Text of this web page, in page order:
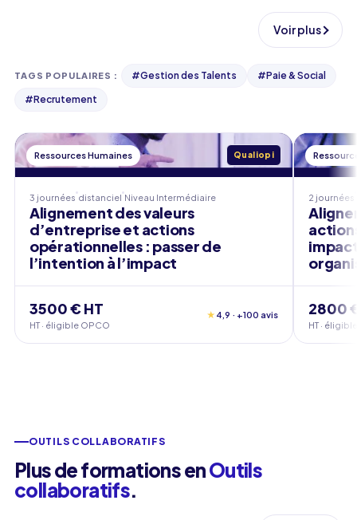
Voir plus
TAGS POPULAIRES : #Gestion des Talents #Paie & Social
#Recrutement
Ressources Humaines Qualiopi
3 journées distanciel Niveau Intermédiaire
Alignement des valeurs
d’entreprise et actions
opérationnelles : passer de
l’intention à l’impact
3500 € HT
HT · éligible OPCO
★ 4,9 · +100 avis
2 journées
2800
HT ·
OUTILS COLLABORATIFS
Plus de formations enOutils
collaboratifs.